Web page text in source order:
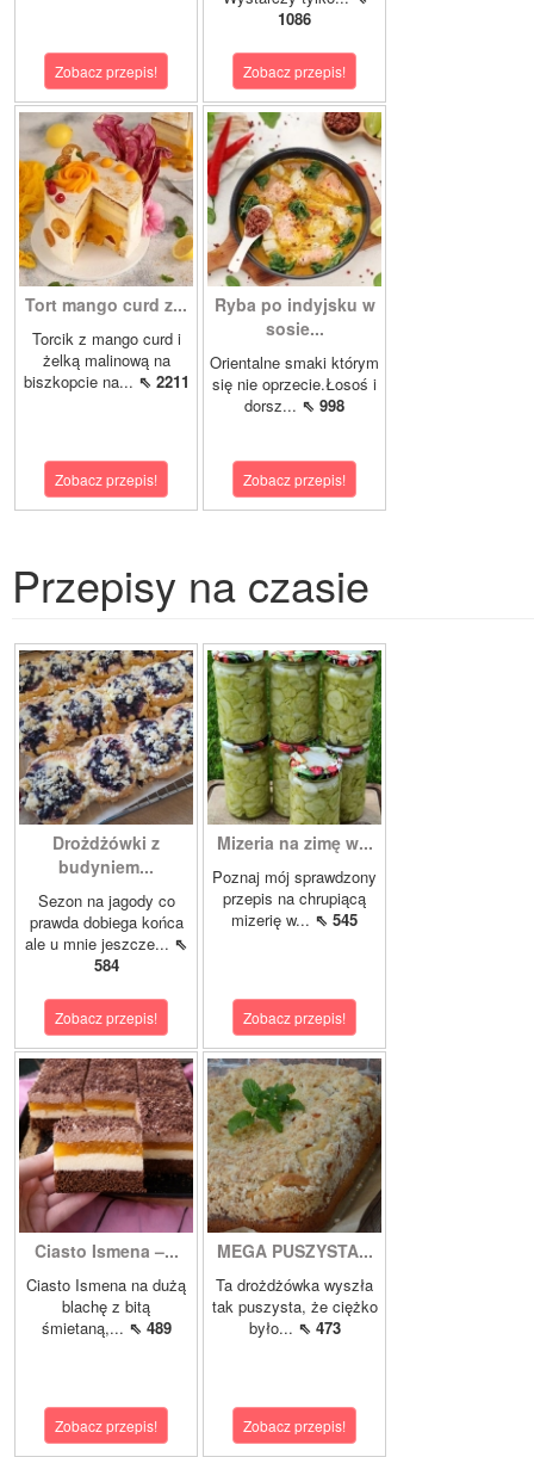
Zobacz przepis!
1086
Zobacz przepis!
Tort mango curd z...
Torcik z mango curd i
żelką malinową na
biszkopcie na... ⇖ 2211
Zobacz przepis!
Ryba po indyjsku w
sosie...
Orientalne smaki którym
się nie oprzecie.Łosoś i
dorsz... ⇖ 998
Zobacz przepis!
Przepisy na czasie
Drożdżówki z
budyniem...
Sezon na jagody co
prawda dobiega końca
ale u mnie jeszcze... ⇖
584
Zobacz przepis!
Mizeria na zimę w...
Poznaj mój sprawdzony
przepis na chrupiącą
mizerię w... ⇖ 545
Zobacz przepis!
Ciasto Ismena –...
Ciasto Ismena na dużą
blachę z bitą
śmietaną,... ⇖ 489
Zobacz przepis!
MEGA PUSZYSTA...
Ta drożdżówka wyszła
tak puszysta, że ciężko
było... ⇖ 473
Zobacz przepis!